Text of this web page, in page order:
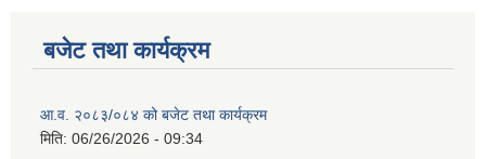
बजेट तथा कार्यक्रम
आ.व. २०८३/०८४ को बजेट तथा कार्यक्रम
मिति: 06/26/2026 - 09:34